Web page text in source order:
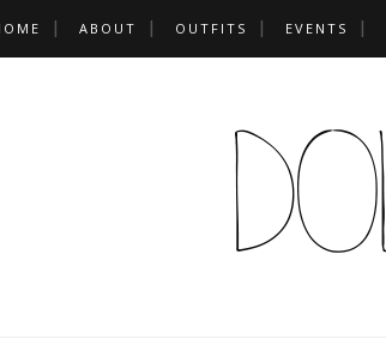
ABOUT OUTFITS EVENTS